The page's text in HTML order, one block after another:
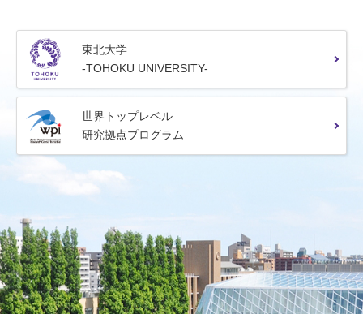
東北大学
-TOHOKU UNIVERSITY-
世界トップレベル
研究拠点プログラム